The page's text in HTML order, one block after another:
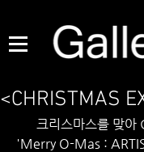
<CHRISTMAS
크리스마스를 맞아
'Merry O-Mas :